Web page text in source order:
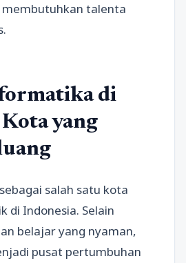
talenta
di
yang
salah satu kota
di Indonesia. Selain
belajar yang nyaman,
pusat pertumbuhan